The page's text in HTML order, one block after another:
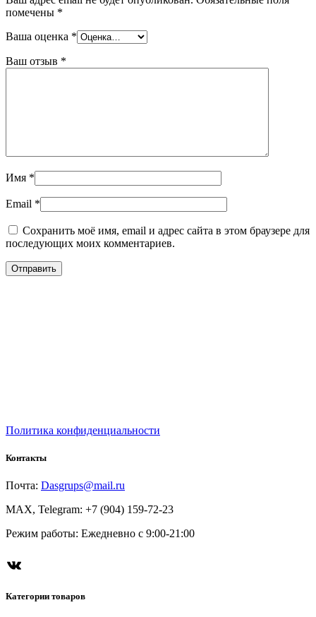
помечены *
Ваша оценка *
Ваш отзыв *
Имя *
Email *
Сохранить моё имя, email и адрес сайта в этом браузере для
последующих моих комментариев.
Политика конфиденциальности
Контакты
Почта: Dasgrups@mail.ru
MAX, Telegram: +7 (904) 159-72-23
Режим работы: Ежедневно с 9:00-21:00
ВКонтакте
Категории товаров